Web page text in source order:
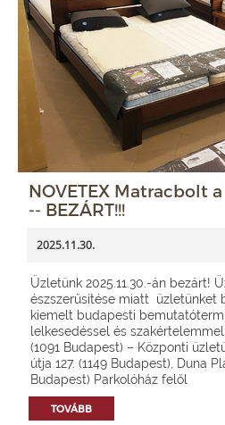
NOVETEX Matracbolt
-- BEZÁRT!!!
2025.11.30.
Üzletünk 2025.11.30.-án bezárt!
észszerűsítése miatt üzletünket
kiemelt budapesti
lelkesedéssel és
(1091 Budapest) – Központi
útja 127. (1149 Budapest), Duna
Budapest) Parkolóház felől
TOVÁBB